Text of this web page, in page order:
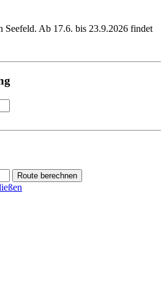
Ab 17.6. bis 23.9.2026 findet
Route berechnen